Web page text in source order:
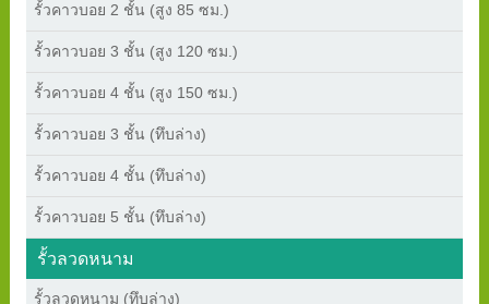
รั้วคาวบอย 2 ชั้น (สูง 85 ซม.)
รั้วคาวบอย 3 ชั้น (สูง 120 ซม.)
รั้วคาวบอย 4 ชั้น (สูง 150 ซม.)
รั้วคาวบอย 3 ชั้น (ทึบล่าง)
รั้วคาวบอย 4 ชั้น (ทึบล่าง)
รั้วคาวบอย 5 ชั้น (ทึบล่าง)
รั้วลวดหนาม
รั้วลวดหนาม (ทึบล่าง)